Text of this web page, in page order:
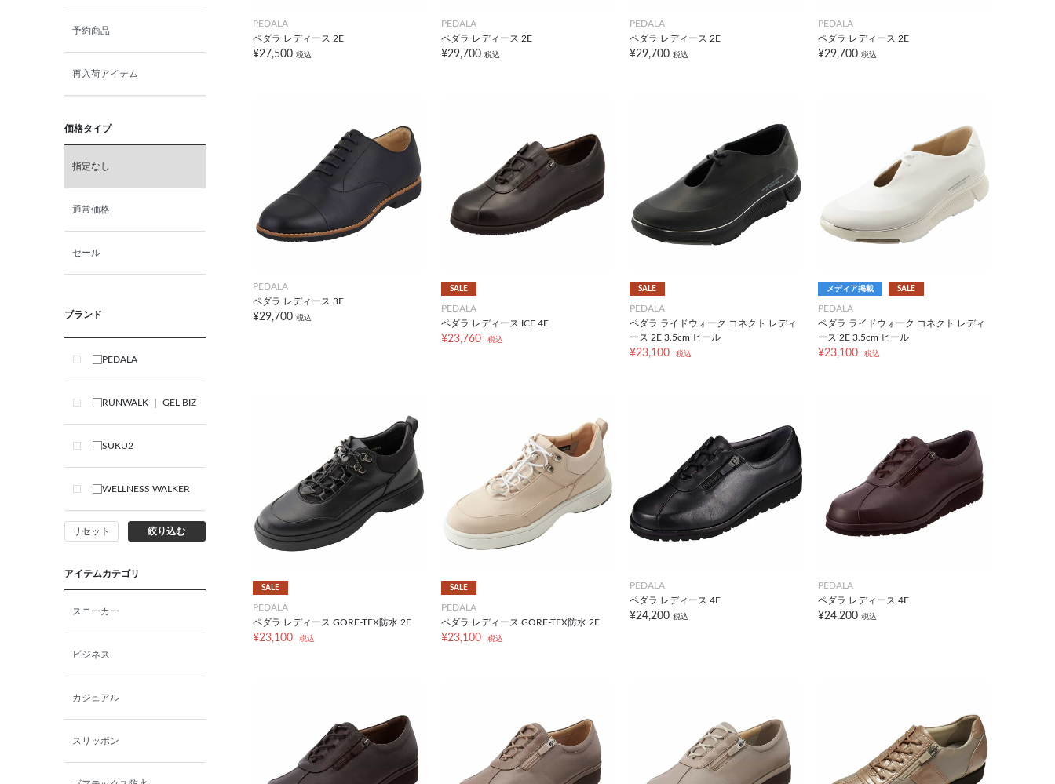
7.0cm
予約商品
再入荷アイテム
価格タイプ
指定なし
通常価格
セール
ブランド
PEDALA
RUNWALK ｜ GEL-BIZ
SUKU2
WELLNESS WALKER
リセット 絞り込む
アイテムカテゴリ
スニーカー
ビジネス
カジュアル
スリッポン
PEDALA
ペダラ レディース 2E
¥27,500 税込
PEDALA
ペダラ レディース 2E
¥29,700 税込
PEDALA
ペダラ レディース 2E
¥29,700 税込
PEDALA
ペダラ レディース 2E
¥29,700 税込
PEDALA
ペダラ レディース 3E
¥29,700 税込
SALE
PEDALA
ペダラ レディース ICE 4E
¥23,760 税込
SALE
PEDALA
ペダラ ライドウォーク コネクト レディ
ース 2E 3.5cm ヒール
¥23,100 税込
メディア掲載 SALE
PEDALA
ペダラ ライドウォーク コネクト レディ
ース 2E 3.5cm ヒール
¥23,100 税込
SALE
PEDALA
ペダラ レディース GORE-TEX防水 2E
¥23,100 税込
SALE
PEDALA
ペダラ レディース GORE-TEX防水 2E
¥23,100 税込
PEDALA
ペダラ レディース 4E
¥24,200 税込
PEDALA
ペダラ レディース 4E
¥24,200 税込